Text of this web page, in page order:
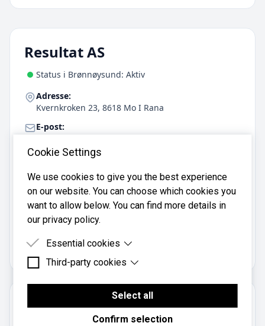
Resultat AS
Status i Brønnøysund: Aktiv
Adresse:
Kvernkroken 23, 8618 Mo I Rana
E-post:
Telefon:
Mobil:
900 94 259
Resultat AS er registrert i
med organisasjonsnummer
Om regnskapsbyrået
Cookie Settings
We use cookies to give you the best experience
on our website. You can choose which cookies you
want to allow below. You can find more details in
our privacy policy.
Essential cookies
Essential cookies are cookies that are needed for
Third-party cookies
Third-party cookies are cookies set by third-party
software to enable features such as Google
Maps.
Select all
Confirm selection